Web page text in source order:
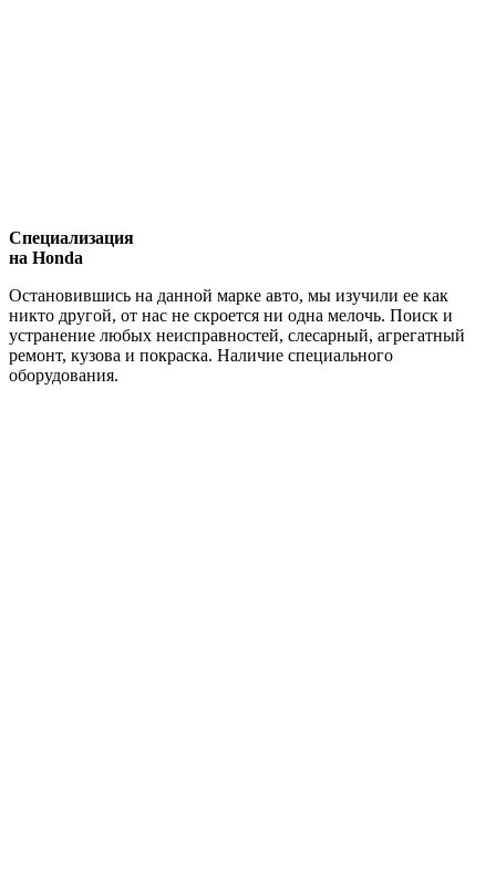
Специализация
на Honda
Остановившись на данной марке авто, мы изучили ее как
никто другой, от нас не скроется ни одна мелочь. Поиск и
устранение любых неисправностей, слесарный, агрегатный
ремонт, кузова и покраска. Наличие специального
оборудования.